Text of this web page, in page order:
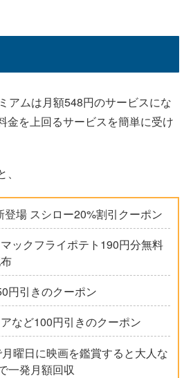
アムは月額548円のサービスにな
金を上回るサービスを簡単に受け
場 スシロー20%割引クーポン
ックフライポテト190円分無料
円引きのクーポン
など100円引きのクーポン
曜日に映画を鑑賞すると大人な
一発月額回収